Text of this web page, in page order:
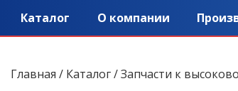
Каталог О компании
Главная / Каталог/Запчасти к